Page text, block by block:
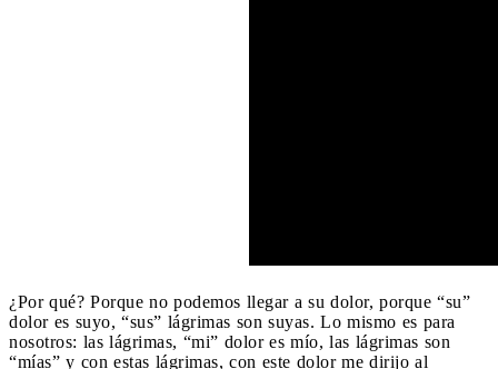
¿Por qué? Porque no podemos llegar a su dolor, porque “su”
dolor es suyo, “sus” lágrimas son suyas. Lo mismo es para
nosotros: las lágrimas, “mi” dolor es mío, las lágrimas son
“mías” y con estas lágrimas, con este dolor me dirijo al